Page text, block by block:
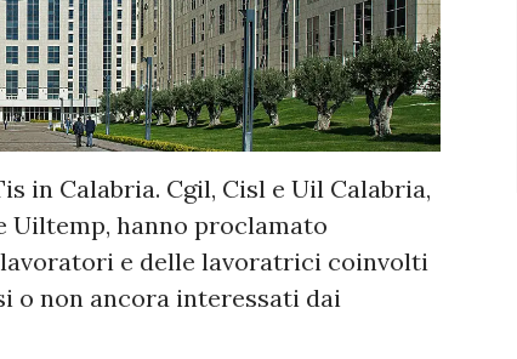
in Calabria. Cgil, Cisl e Uil Calabria,
Uiltemp, hanno proclamato
e delle lavoratrici coinvolti
o non ancora interessati dai